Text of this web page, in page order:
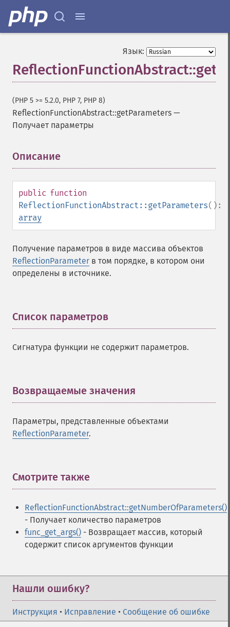
Язык:
(PHP 5 >= 5.2.0, PHP 7, PHP 8)
ReflectionFunctionAbstract::getParameters —
Получает параметры
Описание
public function
ReflectionFunctionAbstract::getParameters():
array
Получение параметров в виде массива объектов
ReflectionParameter в том порядке, в котором они
определены в источнике.
Список параметров
Сигнатура функции не содержит параметров.
Возвращаемые значения
Параметры, представленные объектами
ReflectionParameter.
Смотрите также
ReflectionFunctionAbstract::getNumberOfParameters()
- Получает количество параметров
func_get_args() - Возвращает массив, который
содержит список аргументов функции
Нашли ошибку?
Инструкция • Исправление • Сообщение об ошибке